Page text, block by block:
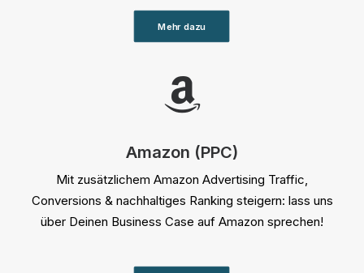
Mehr dazu
Amazon (PPC)
Mit zusätzlichem Amazon Advertising Traffic,
Conversions & nachhaltiges Ranking steigern: lass uns
über Deinen Business Case auf Amazon sprechen!